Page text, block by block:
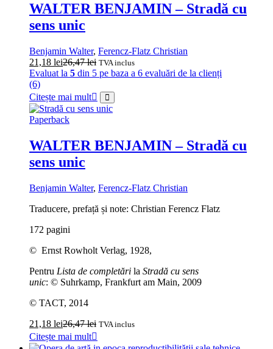
WALTER BENJAMIN – Stradă cu
sens unic
Benjamin Walter, Ferencz-Flatz Christian
21,18 lei26,47lei TVA inclus
Evaluat la 5 din 5 pe baza a 6 evaluări de la clienți
(6)
Citește mai mult
Paperback
WALTER BENJAMIN – Stradă cu
sens unic
Benjamin Walter, Ferencz-Flatz Christian
Traducere, prefață și note: Christian Ferencz Flatz
172 pagini
© Ernst Rowholt Verlag, 1928,
Pentru Lista de completări la Stradă cu sens
unic: © Suhrkamp, Frankfurt am Main, 2009
© TACT, 2014
21,18 lei26,47lei TVA inclus
Citește mai mult